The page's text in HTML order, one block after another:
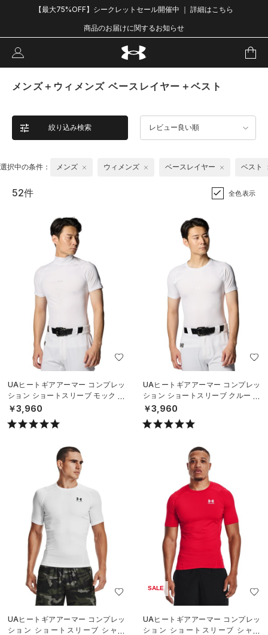
【最大75%OFF】シークレットセール開催中 ｜ 詳細はこちら
商品のお届けに関するお知らせ
メンズ＋ウィメンズ ベースレイヤー＋ベスト
絞り込み検索 レビュー良い順
選択中の条件： メンズ ウィメンズ ベースレイヤー ベスト
52件 全色表示
UAヒートギアアーマー コンプレッ
ション ショートスリーブ モック シ
ャツ（ベースボール/MEN）
￥3,960
UAヒートギアアーマー コンプレッ
ション ショートスリーブ クルー シ
ャツ（ベースボール/MEN）
￥3,960
UAヒートギアアーマー コンプレッ
ション ショートスリーブ シャツ
SALE
UAヒートギアアーマー コンプレッ
ション ショートスリーブ シャツ